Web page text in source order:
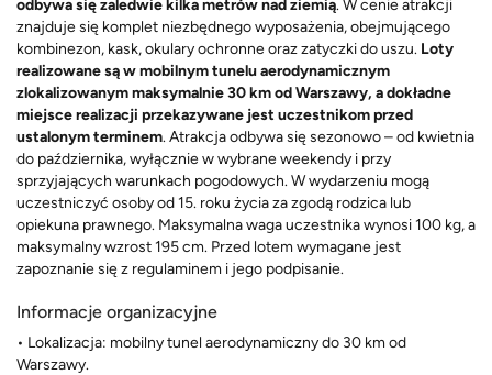
odbywa się zaledwie kilka metrów nad ziemią. W cenie atrakcji
znajduje się komplet niezbędnego wyposażenia, obejmującego
kombinezon, kask, okulary ochronne oraz zatyczki do uszu. Loty
realizowane są w mobilnym tunelu aerodynamicznym
zlokalizowanym maksymalnie 30 km od Warszawy, a dokładne
miejsce realizacji przekazywane jest uczestnikom przed
ustalonym terminem. Atrakcja odbywa się sezonowo – od kwietnia
do października, wyłącznie w wybrane weekendy i przy
sprzyjających warunkach pogodowych. W wydarzeniu mogą
uczestniczyć osoby od 15. roku życia za zgodą rodzica lub
opiekuna prawnego. Maksymalna waga uczestnika wynosi 100 kg, a
maksymalny wzrost 195 cm. Przed lotem wymagane jest
zapoznanie się z regulaminem i jego podpisanie.
Informacje organizacyjne
• Lokalizacja: mobilny tunel aerodynamiczny do 30 km od
Warszawy.